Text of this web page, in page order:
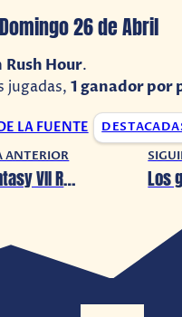
26 de Abril
Rush Hour.
jugadas,1 ganador por
LA FUENTE
ANTERIOR
Final Fantasy VII Remake ya está disponible